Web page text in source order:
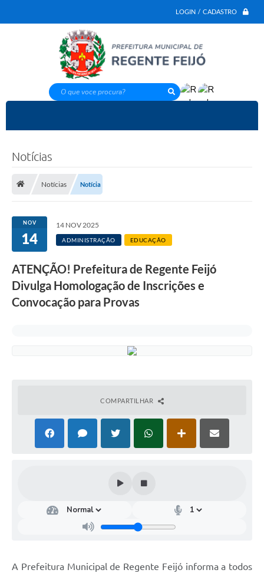
LOGIN / CADASTRO
O que voce procura?
Notícias
Notícias Notícia
NOV
14
14 NOV 2025
ADMINISTRAÇÃO EDUCAÇÃO
ATENÇÃO! Prefeitura de Regente Feijó
Divulga Homologação de Inscrições e
Convocação para Provas
COMPARTILHAR
A Prefeitura Municipal de Regente Feijó informa a todos